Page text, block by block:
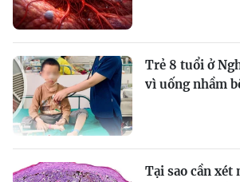
Trẻ 8 tuổi ở
vì uống nhầm
Tại sao cần xét